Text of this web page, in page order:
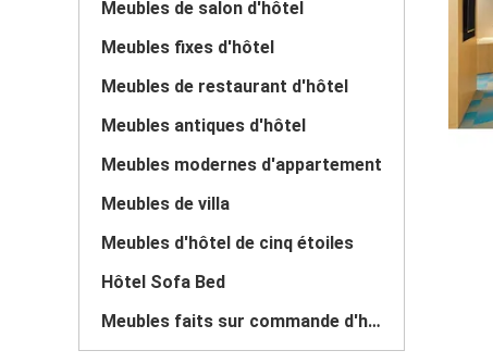
Meubles de salon d'hôtel
Meubles fixes d'hôtel
Meubles de restaurant d'hôtel
Meubles antiques d'hôtel
Meubles modernes d'appartement
Meubles de villa
Meubles d'hôtel de cinq étoiles
Hôtel Sofa Bed
Meubles faits sur commande d'hôtel